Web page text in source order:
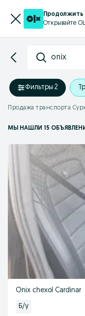
Продолжить
Открывайте
onix
Фильтры·2
МЫ НАШЛИ 15
Onix chexol Cardinar
Б/у